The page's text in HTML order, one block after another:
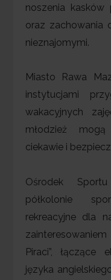
noszenia
oraz zachowania
nieznajomymi.
Miasto Rawa
instytucjami
wakacyjnych
młodzież
ciekawie i
Ośrodek
półkolonie
rekreacyjne dla
Piraci”, łączące
języka